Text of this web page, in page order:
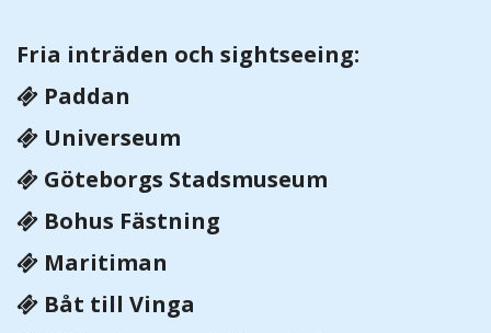
Fria inträden och sightseeing:
Paddan
Universeum
Göteborgs Stadsmuseum
Bohus Fästning
Maritiman
Båt till Vinga